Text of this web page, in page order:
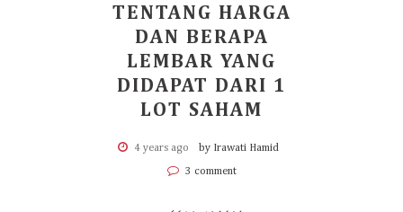
TENTANG HARGA
DAN BERAPA
LEMBAR YANG
DIDAPAT DARI 1
LOT SAHAM
4 years ago by Irawati Hamid
3 comment